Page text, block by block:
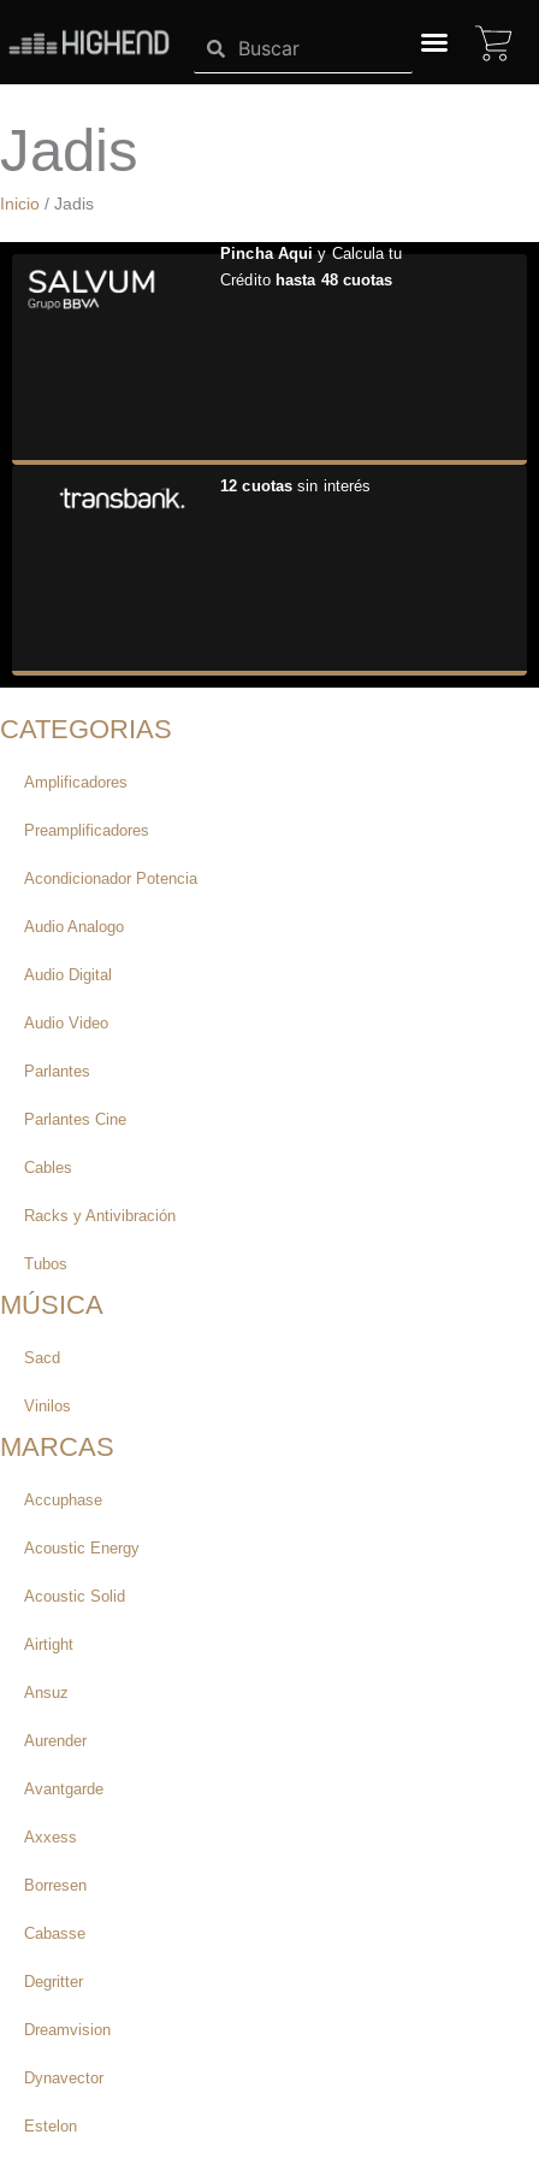
contenido
Jadis
Inicio / Jadis
Pincha Aquiy Calcula tu
Crédito hasta 48 cuotas
12 cuotas sin interés
CATEGORIAS
Amplificadores
Preamplificadores
Acondicionador Potencia
Audio Analogo
Audio Digital
Audio Video
Parlantes
Parlantes Cine
Cables
Racks y Antivibración
Tubos
MÚSICA
Sacd
Vinilos
MARCAS
Accuphase
Acoustic Energy
Acoustic Solid
Airtight
Ansuz
Aurender
Avantgarde
Axxess
Borresen
Cabasse
Degritter
Dreamvision
Dynavector
Estelon